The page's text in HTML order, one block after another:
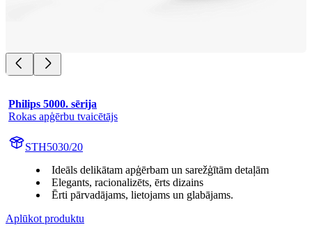
Philips 5000. sērija
Rokas apģērbu tvaicētājs
STH5030/20
Ideāls delikātam apģērbam un sarežģītām detaļām
Elegants, racionalizēts, ērts dizains
Ērti pārvadājams, lietojams un glabājams.
Aplūkot produktu